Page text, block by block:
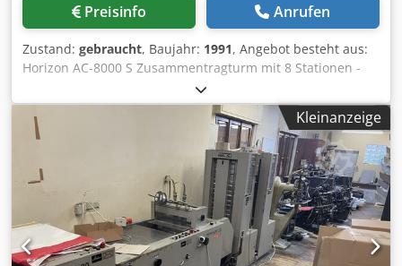
Preisinfo Anrufen
Zustand: gebraucht, Baujahr: 1991, Angebot besteht aus:
Horizon AC-8000 S Zusammentragturm mit 8 Stationen -
Sauganleger - Doppel- Fehlblatt- und Staukontrolle -
integrierter Rüttler mit autom. Absenkung Dkedpfx
Aezhlrljcaer - Format: max: 318x470mm, min: 148x210mm -
Papiergewicht: 23-210g/qm - Ladekapazität 10cm/Station -
Leistung: bis 2400 Sätze/h - Maschinenmaße:
165x65x207cm - Gewicht: 510kg - Strom: Drehstrom 400
Volt Auf Wunsch können wir folgende Punkte für Sie
organisieren: Verpackung, Verladung, Transport ( per
Schiff oder Flugzeug) inklusive Zollabwicklung Einholen
eines Leasing Angebotes
Kleinanzeige